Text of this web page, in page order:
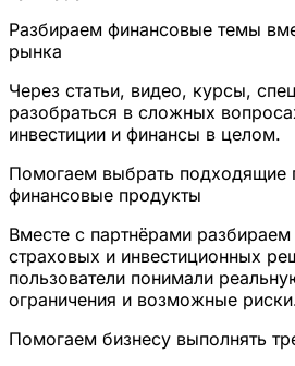
Разбираем финансовые темы
рынка
Через статьи, видео, курсы,
разобраться в сложных
инвестиции и финансы в целом.
Помогаем выбрать подходящие
финансовые продукты
Вместе с партнёрами
страховых и инвестиционных
пользователи понимали
ограничения и возможные
Помогаем бизнесу выполнять